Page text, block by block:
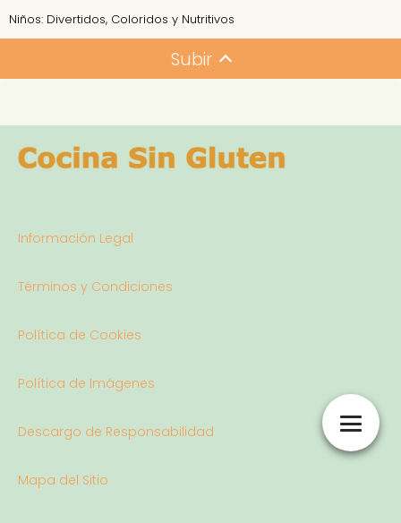
Niños: Divertidos, Coloridos y Nutritivos
Subir
Información Legal
Términos y Condiciones
Política de Cookies
Política de Imágenes
Descargo de Responsabilidad
Mapa del Sitio